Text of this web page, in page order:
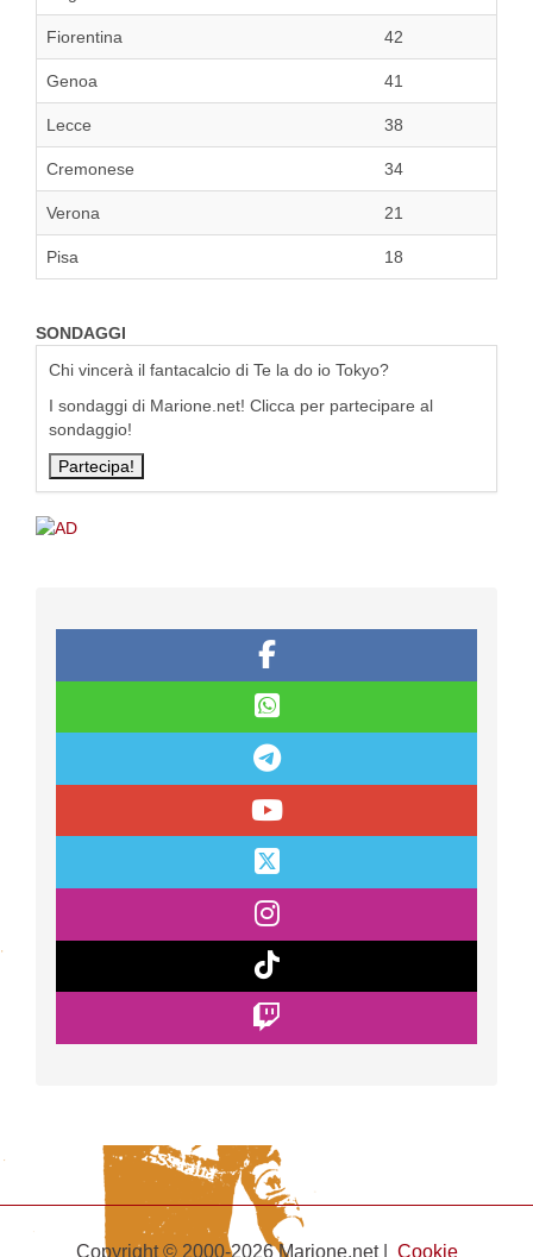
Fiorentina 42
Genoa 41
Lecce 38
Cremonese 34
Verona 21
Pisa 18
SONDAGGI
Chi vincerà il fantacalcio di Te la do io Tokyo?
I sondaggi di Marione.net! Clicca per partecipare al
sondaggio!
Copyright © 2000-2026 Marione.net | Cookie